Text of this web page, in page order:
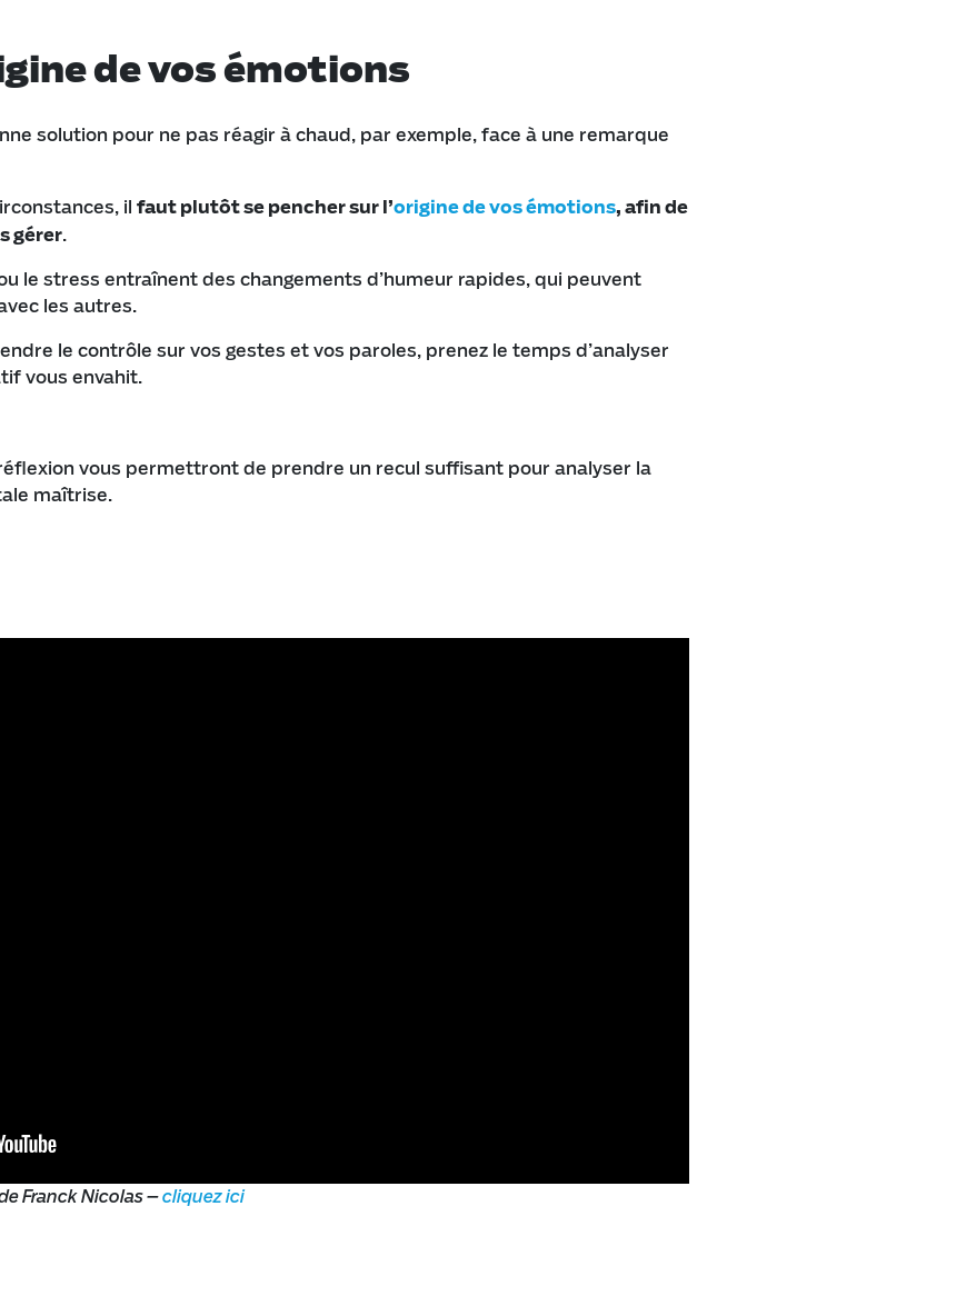
de vos émotions
solution pour ne pas réagir à chaud, par exemple, face à une remarque
il faut plutôt se pencher sur l’origine de vos émotions, afin de
gérer.
le stress entraînent des changements d’humeur rapides, qui peuvent
les autres.
le contrôle sur vos gestes et vos paroles, prenez le temps d’analyser
vous envahit.
vous permettront de prendre un recul suffisant pour analyser la
maîtrise.
Franck Nicolas –cliquez ici